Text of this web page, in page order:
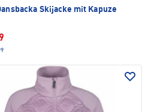
Skijacke mit Kapuze